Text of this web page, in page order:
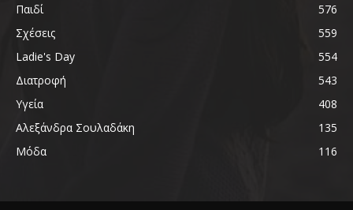
Παιδί
576
Σχέσεις
559
Ladie's Day
554
Διατροφή
543
Υγεία
408
Αλεξάνδρα Σουλαδάκη
135
Μόδα
116